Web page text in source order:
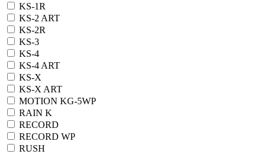
KS-1R
KS-2 ART
KS-2R
KS-3
KS-4
KS-4 ART
KS-X
KS-X ART
MOTION KG-5WP
RAIN K
RECORD
RECORD WP
RUSH